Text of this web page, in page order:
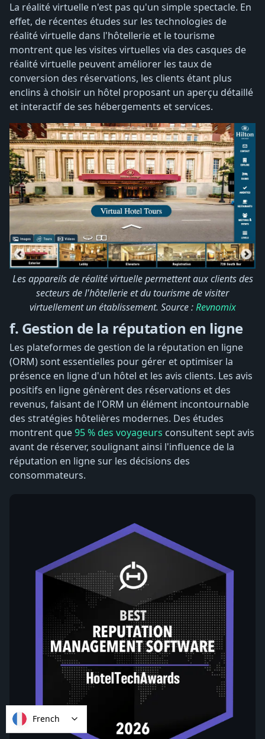
La réalité virtuelle n'est pas qu'un simple spectacle. En
effet, de récentes études sur les technologies de
réalité virtuelle dans l'hôtellerie et le tourisme
montrent que les visites virtuelles via des casques de
réalité virtuelle peuvent améliorer les taux de
conversion des réservations, les clients étant plus
enclins à choisir un hôtel proposant un aperçu détaillé
et interactif de ses hébergements et services.
Les appareils de réalité virtuelle permettent aux clients des
secteurs de l'hôtellerie et du tourisme de visiter
virtuellement un établissement. Source :Revnomix
f. Gestion de la réputation en ligne
Les plateformes de gestion de la réputation en ligne
(ORM) sont essentielles pour gérer et optimiser la
présence en ligne d'un hôtel et les avis clients. Les avis
positifs en ligne génèrent des réservations et des
revenus, faisant de l'ORM un élément incontournable
des stratégies hôtelières modernes. Des études
montrent que95 % des voyageurs consultent sept avis
avant de réserver, soulignant ainsi l'influence de la
réputation en ligne sur les décisions des
consommateurs.
French